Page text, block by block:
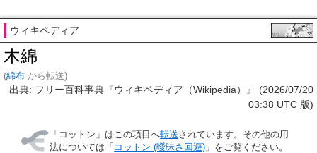
ウィキペディア
木綿
(綿布 から転送)
出典: フリー百科事典『ウィキペディア（Wikipedia）』 (2026/07/20
03:38 UTC 版)
「 コットン 」はこの項目へ転送されています。その他の用
法については「 コットン (曖昧さ回避) 」をご覧ください。